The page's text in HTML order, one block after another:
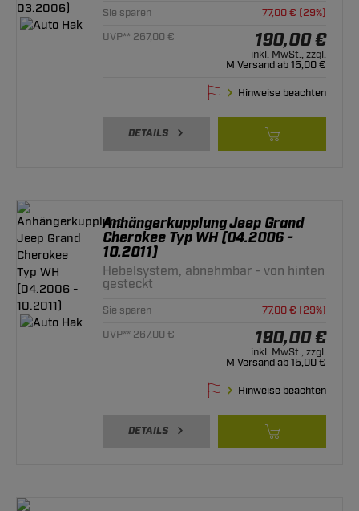
Sie sparen
77,00 € (29%)
UVP** 267,00 €
190,00 €
inkl. MwSt., zzgl.
M Versand ab 15,00 €
Hinweise beachten
DETAILS
Anhängerkupplung Jeep Grand
Cherokee Typ WH (04.2006 -
10.2011)
Hebelsystem, abnehmbar - von hinten
gesteckt
Sie sparen
77,00 € (29%)
UVP** 267,00 €
190,00 €
inkl. MwSt., zzgl.
M Versand ab 15,00 €
Hinweise beachten
DETAILS